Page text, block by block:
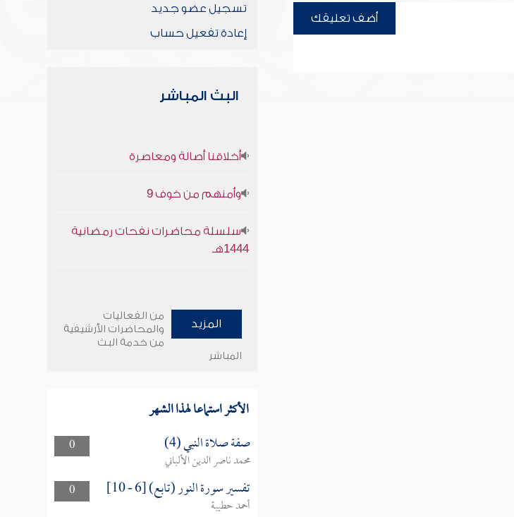
أضف تعليقك
تسجيل عضو جديد
إعادة تفعيل حساب
البث المباشر
أخلاقنا أصالة ومعاصرة
وأمنهم من خوف 9
سلسلة محاضرات نفحات رمضانية
1444هـ
المزيد
من الفعاليات
والمحاضرات الأرشيفية
من خدمة البث
المباشر
الأكثر استماعا لهذا الشهر
0 صفة صلاة النبي (4)
محمد ناصر الدين الألباني
0
تفسير سورة النور (تابع) [6 - 10]
أحمد حطيبة